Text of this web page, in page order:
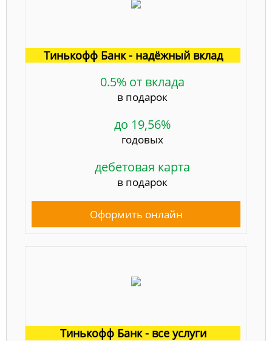
Тинькофф Банк - надёжный вклад
0.5% от вклада
в подарок
до 19,56%
годовых
дебетовая карта
в подарок
Оформить онлайн
Тинькофф Банк - все услуги